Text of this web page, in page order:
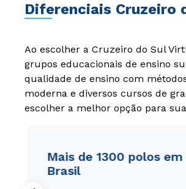
Diferenciais Cruzeiro
Ao escolher a Cruzeiro do Sul
grupos educacionais de ensino
qualidade de ensino com
moderna e diversos cursos de
escolher a melhor opção para
Mais de 1300 polos
Brasil